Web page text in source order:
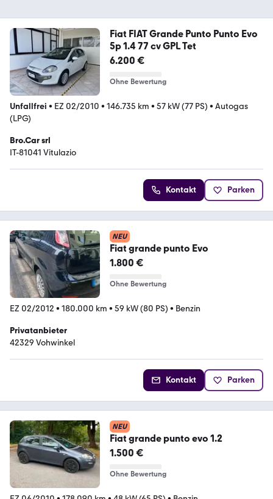
Fiat FIAT Grande Punto Punto Evo
5p 1.4 77 cv GPL Tet
6.200 €
Ohne Bewertung
Unfallfrei • EZ 02/2010 • 146.735 km • 57 kW (77 PS) • Autogas
(LPG)
Bro.Car srl
IT-81041 Vitulazio
Kontakt Parken
NEU
Fiat grande punto Evo
1.800 €
Ohne Bewertung
EZ 02/2012 • 180.000 km • 59 kW (80 PS) • Benzin
Privatanbieter
42329 Vohwinkel
Kontakt Parken
NEU
Fiat grande punto evo 1.2
1.500 €
Ohne Bewertung